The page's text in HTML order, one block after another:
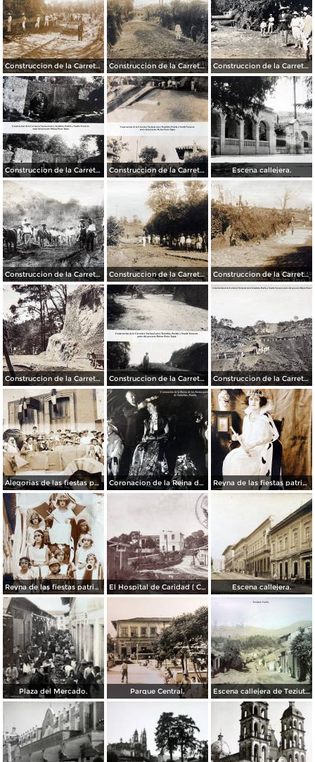
Construccion de la Carretera Nacional entre Teziutlán, Puebla a Nautla Veracruz autor del proyecto Moises Posos Tapia. Construccion de la Carretera Nacional entre Teziutlán, Puebla a Nautla Veracruz autor del proyecto Moises Posos Tapia. Construccion de la Carretera Nacional entre Teziutlán, Puebla a Nautla Veracruz autor del proyecto Moises Posos Tapia.
Construccion de la Carretera Nacional entre Teziutlán, Puebla a Nautla Veracruz autor del proyecto Moises Posos Tapia. Construccion de la Carretera Nacional entre Teziutlán, Puebla a Nautla Veracruz autor del proyecto Moises Posos Tapia. Escena callejera.
Construccion de la Carretera Nacional entre Teziutlán, Puebla a Nautla Veracruz autor del proyecto Moises Posos Tapia. Construccion de la Carretera Nacional entre Teziutlán, Puebla a Nautla Veracruz autor del proyecto Moises Posos Tapia. Construccion de la Carretera Nacional entre Teziutlán, Puebla a Nautla Veracruz autor del proyecto Moises Posos Tapia.
Construccion de la Carretera Nacional entre Teziutlán, Puebla a Nautla Veracruz autor del proyecto Moises Posos Tapia. Construccion de la Carretera Nacional entre Teziutlán, Puebla a Nautla Veracruz autor del proyecto Moises Posos Tapia. Construccion de la Carretera Nacional entre Teziutlán, Puebla a Nautla Veracruz autor del proyecto Moises Posos Tapia.
Alegorias de las fiestas patrias de Teziutlán, Puebla 1923 Coronacion de la Reina de las fiestas patrias de Teziutlán, Puebla. Reyna de las fiestas patrias de Teziutlán, Puebla 1923
Reyna de las fiestas patrias de Teziutlán, Puebla 1923 El Hospital de Caridad ( Circulada el 30 de Marzo de 1930 ). Escena callejera.
Plaza del Mercado. Parque Central. Escena callejera de Teziutlán, Puebla. ( Circulada el 10 de Abril de 1909 ).